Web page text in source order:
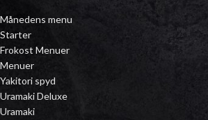
Månedens menu
Starter
Frokost Menuer
Menuer
Yakitori spyd
Uramaki Deluxe
Uramaki